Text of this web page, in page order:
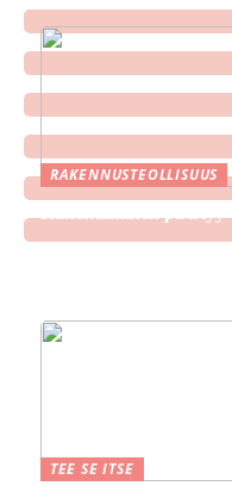
RAKENNUSTEOLLISUUS
TEE SE ITSE